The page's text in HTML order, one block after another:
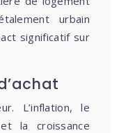
urbain
significatif sur
L’inflation, le
la croissance